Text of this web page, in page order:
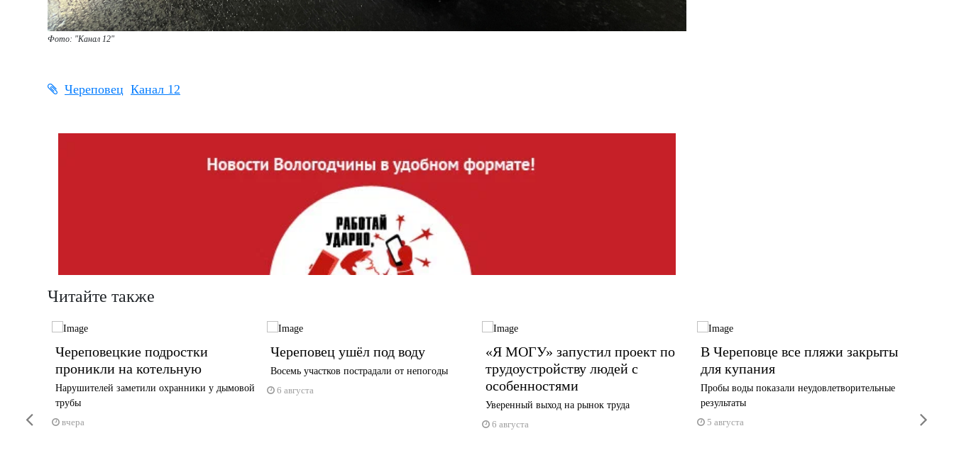
Фото: "Канал 12"
Череповец Канал 12
Читайте также
Череповецкие подростки
проникли на котельную
Нарушителей заметили охранники у дымовой
трубы
вчера
Череповец ушёл под воду
Восемь участков пострадали от непогоды
6 августа
«Я МОГУ» запустил проект по
трудоустройству людей с
особенностями
Уверенный выход на рынок труда
6 августа
В Череповце все пляжи закрыты
для купания
Пробы воды показали неудовлетворительные
результаты
5 августа
1 июня